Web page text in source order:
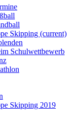
Skipping (current)
Schulwettbewerb
Skipping 2019